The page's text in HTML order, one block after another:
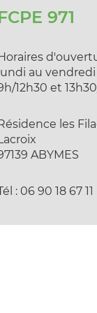
971
lundi au vendredi
12h30 et
les
ABYMES
: 06 90 18 67 11